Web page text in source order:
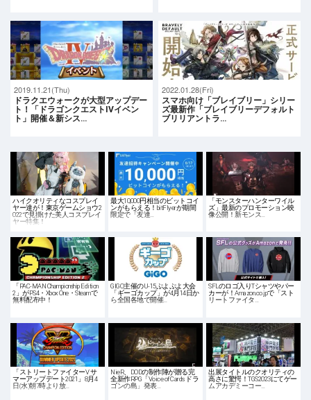
2019.11.21(Thu)
ドラクエウォークが大型アップデー
ト！「ドラゴンクエストIVイベン
ト」開催＆新シス…
2022.01.28(Fri)
スマホ向け「ブレイブリー」シリー
ズ最新作「ブレイブリーデフォルト
ブリリアントラ…
ハイクオリティなコスプレイ
ヤー達が！東京ゲームショウ2
022で見掛けた美人コスプレイ
ヤー特集！
最大10,000円相当のビットコイ
ンがもらえる！bitFlyerが期間
限定で「友達…
「モンスターハンターワイル
ズ」最新のプロモーション映
像公開！新モンス…
「PAC-MAN Championship Edition
2」がPS4・Xbox One・Steamで
無料配布中！
GIGO主催のU-15ぷよぷよ大会
「ギーゴカップ」が4月14日か
ら全国各地で開催…
SFLのロゴ入りTシャツやパー
カーが！Amazon.co.jpで「スト
リートファイタ…
「ストリートファイターV サ
マーアップデート2021」8月4
日(水)朝7時より放…
NieR、DODの制作陣が贈る完
全新作RPG「Voice of Cards ドラ
ゴンの島」発表…
出展タイトルのクオリティの
高さに驚愕！TGS2023にてゲー
ムアカデミーコー…